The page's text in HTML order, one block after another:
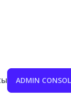
ADMIN